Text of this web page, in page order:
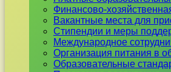
Финансово-
Вакантные места для
Стипендии и меры
Международное
Организация питания в
Образовательные